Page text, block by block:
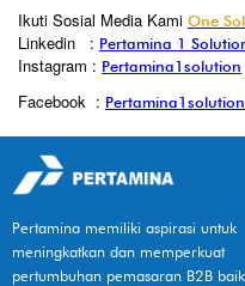
Ikuti Sosial Media Kami One
Linkedin : Pertamina 1
Instagram : Pertamina1solution
Facebook : Pertamina1solution
Pertamina memiliki aspirasi untuk
meningkatkan dan memperkuat
pertumbuhan pemasaran B2B